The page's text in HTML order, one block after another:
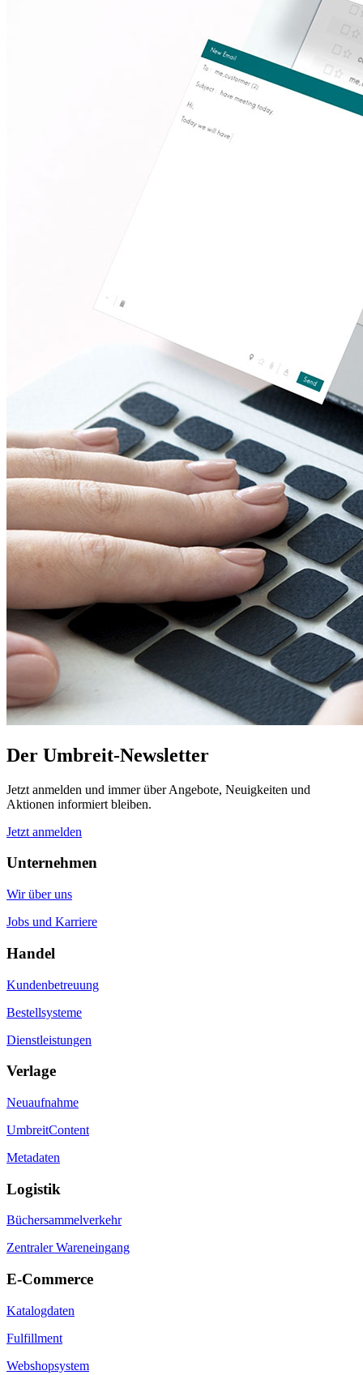
Der Umbreit-Newsletter
Jetzt anmelden und immer über Angebote, Neuigkeiten und
Aktionen informiert bleiben.
Jetzt anmelden
Unternehmen
Wir über uns
Jobs und Karriere
Handel
Kundenbetreuung
Bestellsysteme
Dienstleistungen
Verlage
Neuaufnahme
UmbreitContent
Metadaten
Logistik
Büchersammelverkehr
Zentraler Wareneingang
E-Commerce
Katalogdaten
Fulfillment
Webshopsystem